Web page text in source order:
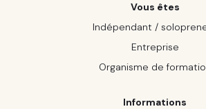
Vous êtes
Indépendant /
Entreprise
Organisme de
Informations